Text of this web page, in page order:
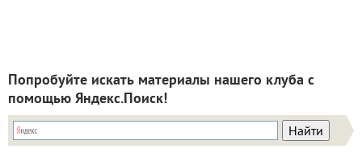
Попробуйте искать материалы нашего клуба с
помощью Яндекс.Поиск!